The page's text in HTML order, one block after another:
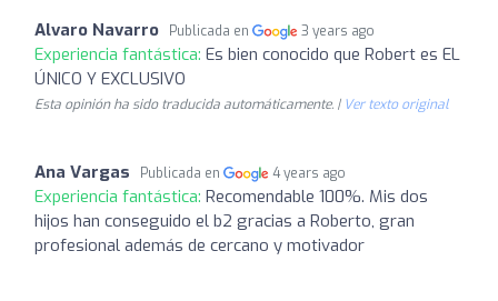
Alvaro Navarro Publicada en 3 years ago
Experiencia fantástica: Es bien conocido que Robert es EL
ÚNICO Y EXCLUSIVO
Esta opinión ha sido traducida automáticamente. | Ver texto original
Ana Vargas Publicada en 4 years ago
Experiencia fantástica: Recomendable 100%. Mis dos
hijos han conseguido el b2 gracias a Roberto, gran
profesional además de cercano y motivador